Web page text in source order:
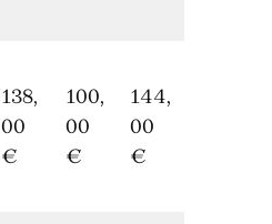
138,
00
€
100,
00
€
144,
00
€